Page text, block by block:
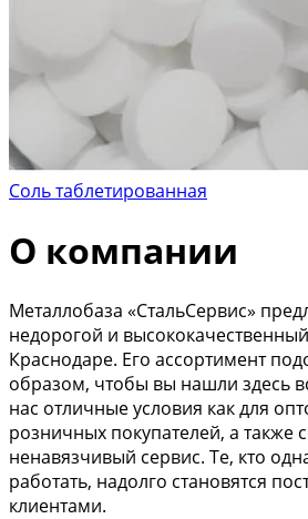
Соль таблетированная
О компании
Металлобаза «СтальСервис»
недорогой и
Краснодаре. Его ассортимент
образом, чтобы вы нашли здесь
нас отличные условия как для
розничных покупателей, а также
ненавязчивый сервис. Те, кто
работать, надолго становятся
клиентами.